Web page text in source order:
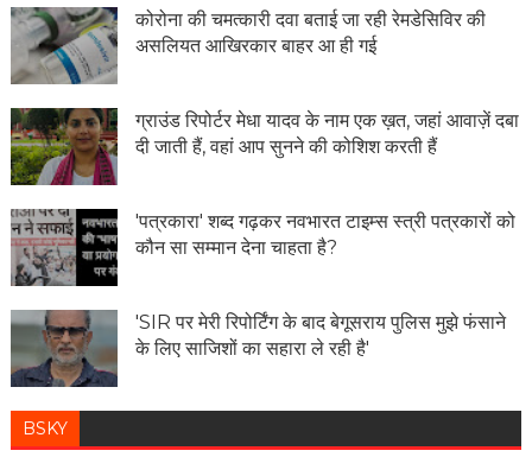
कोरोना की चमत्कारी दवा बताई जा रही रेमडेसिविर की
असलियत आखिरकार बाहर आ ही गई
ग्राउंड रिपोर्टर मेधा यादव के नाम एक ख़त, जहां आवाज़ें दबा
दी जाती हैं, वहां आप सुनने की कोशिश करती हैं
'पत्रकारा' शब्द गढ़कर नवभारत टाइम्स स्त्री पत्रकारों को
कौन सा सम्मान देना चाहता है?
'SIR पर मेरी रिपोर्टिंग के बाद बेगूसराय पुलिस मुझे फंसाने
के लिए साजिशों का सहारा ले रही है'
BSKY